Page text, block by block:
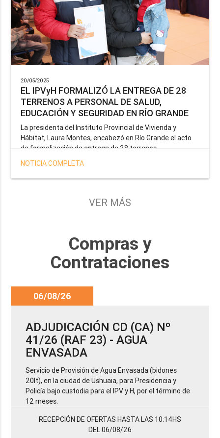
20/05/2025
EL IPVyH FORMALIZÓ LA ENTREGA DE 28
TERRENOS A PERSONAL DE SALUD,
EDUCACIÓN Y SEGURIDAD EN RÍO GRANDE
La presidenta del Instituto Provincial de Vivienda y
Hábitat, Laura Montes, encabezó en Río Grande el acto
de formalización de entrega de 28 terrenos
correspondientes a la operatoria especial anunciada por
el Gobernador Gustavo Melella, la cual tiene como
objetivo brindar una solución habitacional a docentes,
Provincia y del Servicio Penitenciario.
NOTICIA COMPLETA
VER MÁS
Compras y
Contrataciones
06/08/26
ADJUDICACIÓN CD (CA) Nº
41/26 (RAF 23) - AGUA
ENVASADA
Servicio de Provisión de Agua Envasada (bidones
20lt), en la ciudad de Ushuaia, para Presidencia y
Policía bajo custodia para el IPV y H, por el término de
12 meses.
RECEPCIÓN DE OFERTAS HASTA LAS 10:14HS
DEL 06/08/26